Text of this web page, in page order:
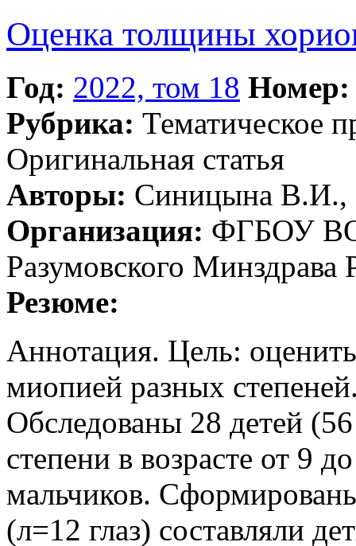
Оценка толщины
Год: 2022, том 18 Номер:
Рубрика: Тематическое
Оригинальная статья
Авторы: Синицына В.И.,
Организация: ФГБОУ
Разумовского Минздрава
Резюме:
Аннотация. Цель:
миопией разных
Обследованы 28 детей
степени в возрасте от 9
мальчиков.
(л=12 глаз) составляли